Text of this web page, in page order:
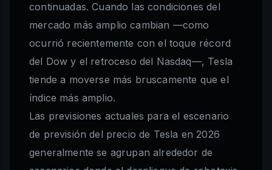
continuadas. Cuando las condiciones del
mercado más amplio cambian —como
ocurrió recientemente con el toque récord
del Dow y el retroceso del Nasdaq—, Tesla
tiende a moverse más bruscamente que el
índice más amplio.
Las previsiones actuales para el escenario
de previsión del precio de Tesla en 2026
generalmente se agrupan alrededor de